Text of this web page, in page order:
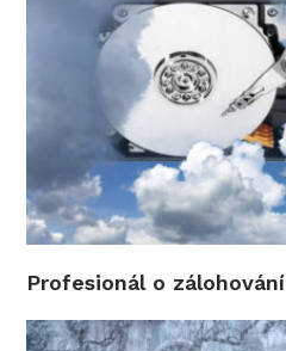
Profesionál o zálohování